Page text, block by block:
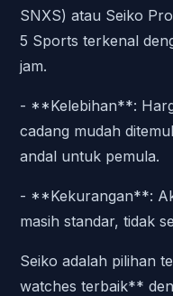
SNXS) atau Seiko
5 Sports terkenal
jam.
- **Kelebihan**:
cadang mudah
andal untuk pemula.
- **Kekurangan**:
masih standar, tidak
Seiko adalah pilihan
watches terbaik**